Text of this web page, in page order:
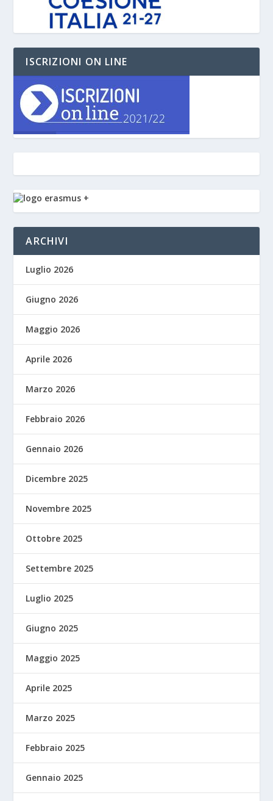
ISCRIZIONI ON LINE
ARCHIVI
Luglio 2026
Giugno 2026
Maggio 2026
Aprile 2026
Marzo 2026
Febbraio 2026
Gennaio 2026
Dicembre 2025
Novembre 2025
Ottobre 2025
Settembre 2025
Luglio 2025
Giugno 2025
Maggio 2025
Aprile 2025
Marzo 2025
Febbraio 2025
Gennaio 2025